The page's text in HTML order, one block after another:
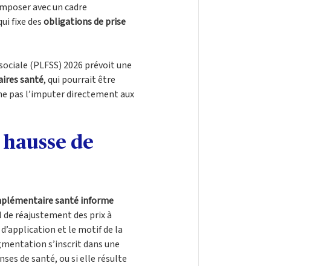
avec un cadre
fixe des obligations de prise
(PLFSS) 2026 prévoit une
santé, qui pourrait être
pas l’imputer directement aux
de
santé informe
réajustement des prix à
et le motif de la
s’inscrit dans une
de santé, ou si elle résulte